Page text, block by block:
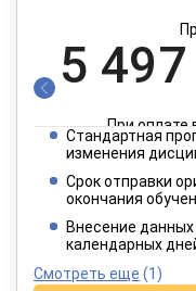
5
При оплате
2
При оплате
Стандартная
изменения
Срок отправки
окончания
Внесение
календарных
Смотреть еще (1)